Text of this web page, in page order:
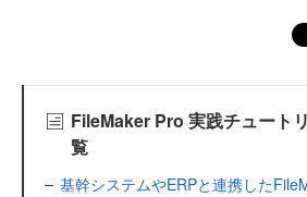
FileMaker Pro 実践チュート
覧
基幹システムやERPと連携した